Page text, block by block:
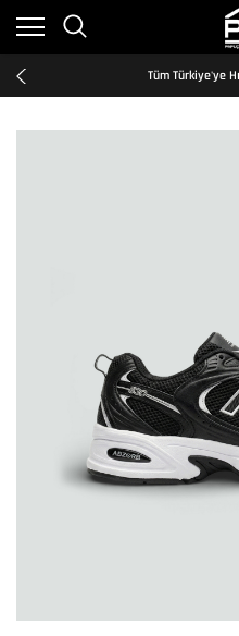
Kredi
2500₺ ve
Tüm Türkiye'ye
Kredi